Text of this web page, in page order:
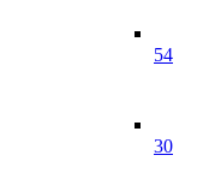
54
30